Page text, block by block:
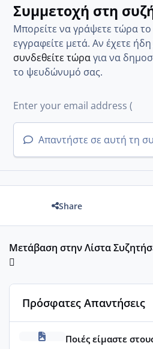
Συμμετοχή στη
Μπορείτε να γράψετε τώρα
εγγραφείτε μετά. Αν έχετε
συνδεθείτε τώραγια να
το ψευδώνυμό σας.
Απαντήστε σε αυτή τη
Share
Μετάβαση στην Λίστα
Πρόσφατες Απαντήσεις
Μωράκια Δεκεμβρίου 2026
Ποιές είμαστε